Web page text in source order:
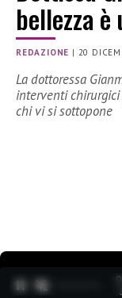
bellezza
REDAZIONE | 20
La dottoressa
interventi
chi vi si sottopone